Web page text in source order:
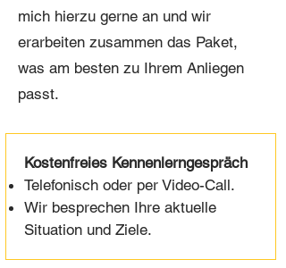
mich hierzu gerne an und wir
erarbeiten zusammen das Paket,
was am besten zu Ihrem Anliegen
passt.
Kostenfreies Kennenlerngespräch
Telefonisch oder per Video-Call.
Wir besprechen Ihre aktuelle
Situation und Ziele.